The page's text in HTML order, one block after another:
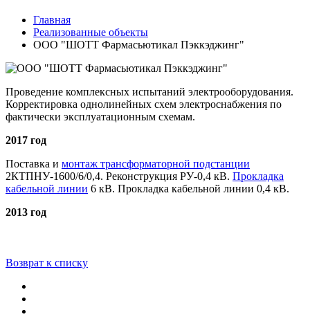
Главная
Реализованные объекты
ООО "ШОТТ Фармасьютикал Пэккэджинг"
Проведение комплексных испытаний электрооборудования.
Корректировка однолинейных схем электроснабжения по
фактически эксплуатационным схемам.
2017 год
Поставка и монтаж трансформаторной подстанции
2КТПНУ-1600/6/0,4. Реконструкция РУ-0,4 кВ. Прокладка
кабельной линии 6 кВ. Прокладка кабельной линии 0,4 кВ.
2013 год
Возврат к списку